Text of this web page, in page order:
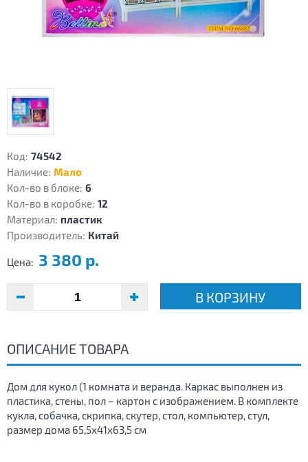
Код: 74542
Наличие: Мало
Кол-во в блоке: 6
Кол-во в коробке: 12
Материал: пластик
Производитель: Китай
Цена: 3 380 р.
В КОРЗИНУ
ОПИСАНИЕ ТОВАРА
Дом для кукол (1 комната и веранда. Каркас выполнен из
пластика, стены, пол – картон с изображением. В комплекте
кукла, собачка, скрипка, скутер, стол, компьютер, стул,
размер дома 65,5х41х63,5 см